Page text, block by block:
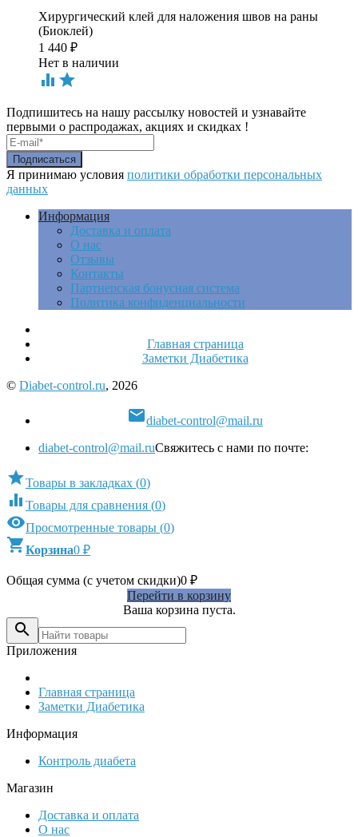
Хирургический клей для наложения швов на раны
(Биоклей)
1 440 ₽
Нет в наличии
 
Подпишитесь на нашу рассылку новостей и узнавайте
первыми о распродажах, акциях и скидках !
Я принимаю условия политики обработки персональных
данных
Информация
Доставка и оплата
О нас
Отзывы
Контакты
Партнерская бонусная система
Политика конфиденциальности
Главная страница
Заметки Диабетика
© Diabet-control.ru, 2026
diabet-control@mail.ru
diabet-control@mail.ruСвяжитесь с нами по почте:
Товары в закладках (0)
 Товары для сравнения (0)
Просмотренные товары (0)
Корзина0 ₽
Общая сумма (с учетом скидки)0 ₽
Перейти в корзину
Ваша корзина пуста.

Приложения
Главная страница
Заметки Диабетика
Информация
Контроль диабета
Магазин
Доставка и оплата
О нас